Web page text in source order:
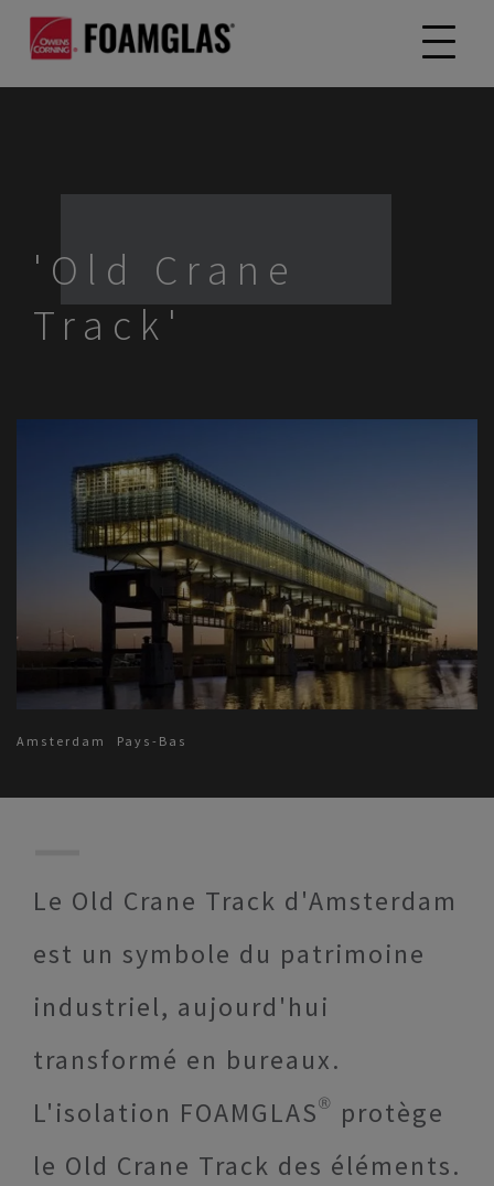
'Old Crane
Track'
Amsterdam Pays-Bas
Le Old Crane Track d'Amsterdam
est un symbole du patrimoine
industriel, aujourd'hui
transformé en bureaux.
L'isolation FOAMGLAS® protège
le Old Crane Track des éléments.